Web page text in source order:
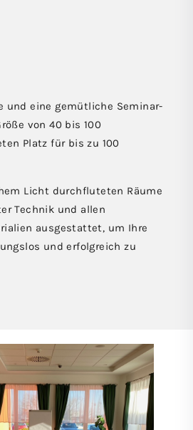
und eine gemütliche Seminar-
von 40 bis 100
Platz für bis zu 100
Licht durchfluteten Räume
Technik und allen
ausgestattet, um Ihre
und erfolgreich zu